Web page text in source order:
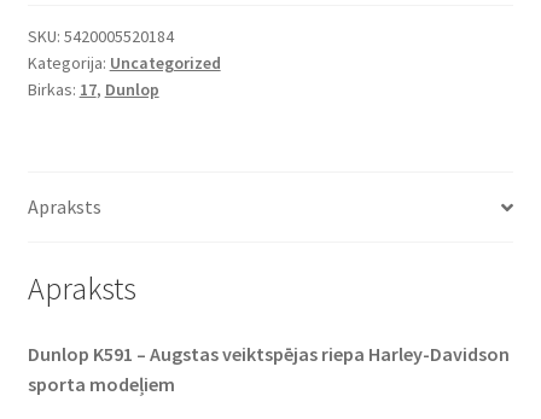
SKU: 5420005520184
Kategorija: Uncategorized
Birkas: 17, Dunlop
Apraksts
Apraksts
Dunlop K591 – Augstas veiktspējas riepa Harley-Davidson
sporta modeļiem